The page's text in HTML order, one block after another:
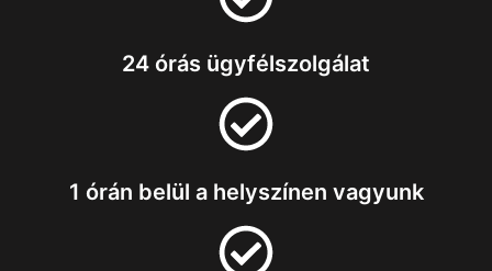
24 órás ügyfélszolgálat
1 órán belül a helyszínen vagyunk